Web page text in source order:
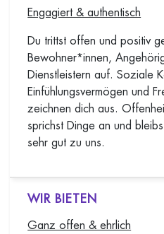
Engagiert & authentisch
Du trittst offen und positiv
Bewohner*innen,
Dienstleistern auf. Soziale
Einfühlungsvermögen und
zeichnen dich aus.
sprichst Dinge an und
sehr gut zu uns.
WIR BIETEN
Ganz offen & ehrlich